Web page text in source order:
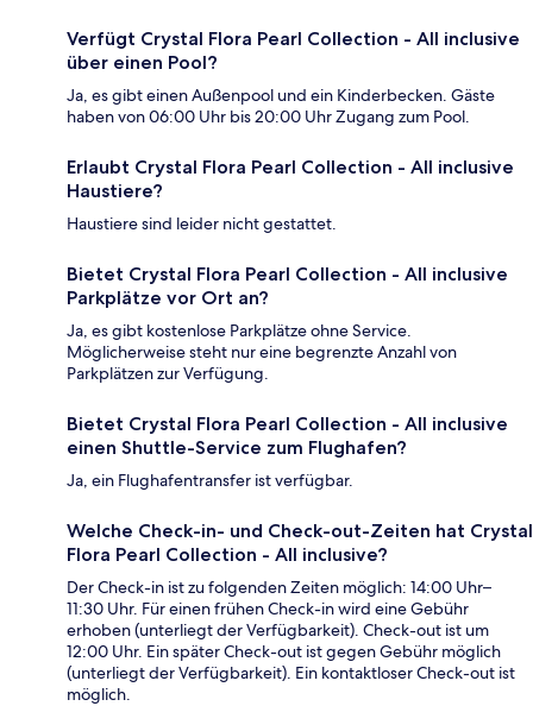
Verfügt Crystal Flora Pearl Collection - All inclusive
über einen Pool?
Ja, es gibt einen Außenpool und ein Kinderbecken. Gäste
haben von 06:00 Uhr bis 20:00 Uhr Zugang zum Pool.
Erlaubt Crystal Flora Pearl Collection - All inclusive
Haustiere?
Haustiere sind leider nicht gestattet.
Bietet Crystal Flora Pearl Collection - All inclusive
Parkplätze vor Ort an?
Ja, es gibt kostenlose Parkplätze ohne Service.
Möglicherweise steht nur eine begrenzte Anzahl von
Parkplätzen zur Verfügung.
Bietet Crystal Flora Pearl Collection - All inclusive
einen Shuttle-Service zum Flughafen?
Ja, ein Flughafentransfer ist verfügbar.
Welche Check-in- und Check-out-Zeiten hat Crystal
Flora Pearl Collection - All inclusive?
Der Check-in ist zu folgenden Zeiten möglich: 14:00 Uhr–
11:30 Uhr. Für einen frühen Check-in wird eine Gebühr
erhoben (unterliegt der Verfügbarkeit). Check-out ist um
12:00 Uhr. Ein später Check-out ist gegen Gebühr möglich
(unterliegt der Verfügbarkeit). Ein kontaktloser Check-out ist
möglich.